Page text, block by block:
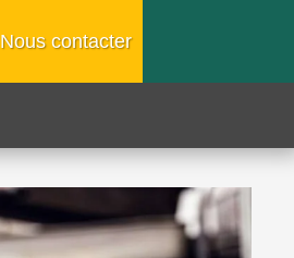
Nous contacter